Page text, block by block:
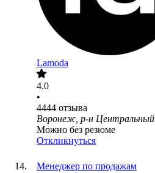
Lamoda
4.0
•
4444 отзыва
Воронеж, р-н Центральный
Можно без резюме
Откликнуться
Менеджер по продажам